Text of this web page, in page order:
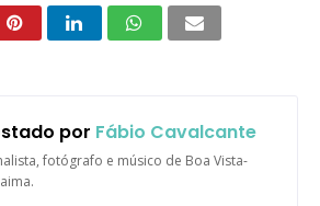
por Fábio Cavalcante
fotógrafo e músico de Boa Vista-